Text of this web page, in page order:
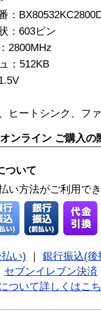
：
：603ピン
2800MHz
：512KB
ヒートシンク、フ
ンライン ご購入の
ついて
い方法がご利用で
い)
銀行振込(後
セブンイレブン決済
ついて詳しくはこ